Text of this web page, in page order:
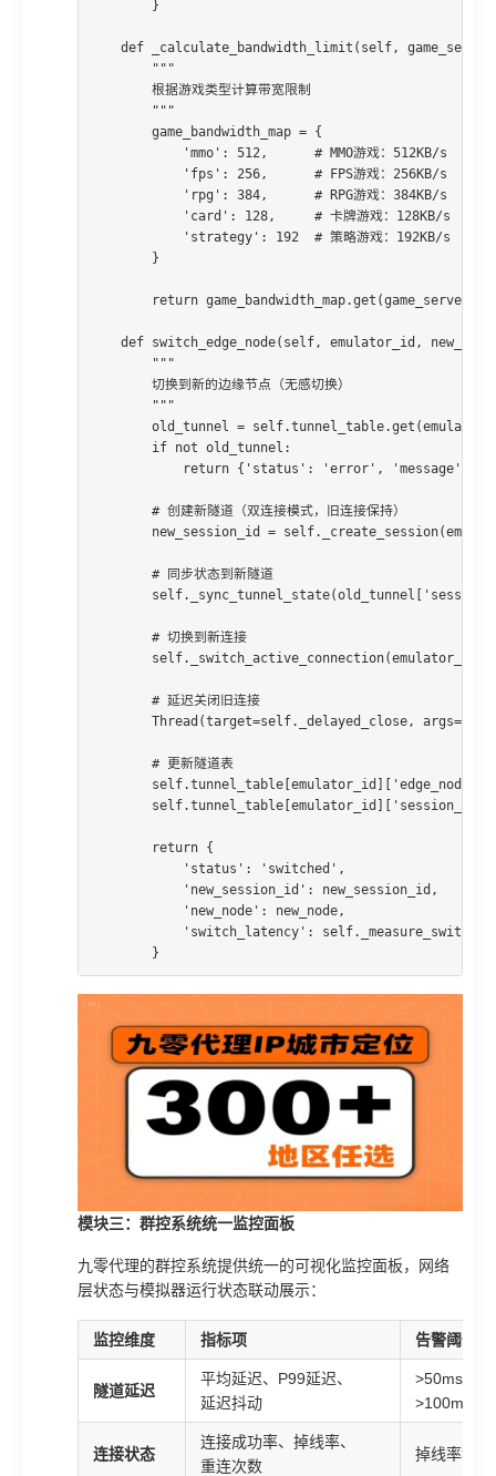
        }
def _calculate_bandwidth_limit(self,
        """
        根据游戏类型计算带宽限制
        """
        game_bandwidth_map = {
            'mmo': 512,      # MMO游戏：512KB/s
            'fps': 256,      # FPS游戏：256KB/s
            'rpg': 384,      # RPG游戏：384KB/s
            'card': 128,     # 卡牌游戏：128KB/s
            'strategy': 192  # 策略游戏：192KB/s
        }
return
def switch_edge_node(self, emulator_id,
        """
        切换到新的边缘节点（无感切换）
        """
old_tunnel =
        if not old_tunnel:
return {'status': 'error', 'message':
        # 创建新隧道（双连接模式，旧连接保持）
new_session_id =
        # 同步状态到新隧道
        # 切换到新连接
self._switch_active_connection(emulator_id,
        # 延迟关闭旧连接
Thread(target=self._delayed_close,
        # 更新隧道表
self.tunnel_table[emulator_id]['edge_node']
        return {
            'status': 'switched',
            'new_session_id': new_session_id,
            'new_node': new_node,
'switch_latency':
        }
模块三：群控系统统一监控面板
九零代理的群控系统提供统一的可视化监控面板，网络
层状态与模拟器运行状态联动展示：
监控维度 指标项 告警阈值
隧道延迟
平均延迟、P99延迟、
延迟抖动
>50ms告
>100ms紧
连接状态
连接成功率、掉线率、
重连次数
掉线率